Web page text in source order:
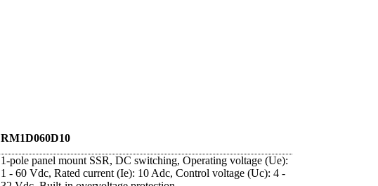
RM1D060D10
1-pole panel mount SSR, DC switching, Operating voltage (Ue):
1 - 60 Vdc, Rated current (Ie): 10 Adc, Control voltage (Uc): 4 -